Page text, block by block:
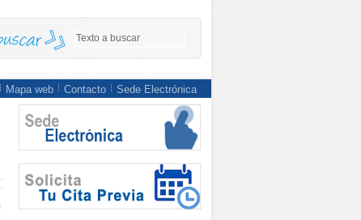
Mapa web Contacto Sede Electrónica